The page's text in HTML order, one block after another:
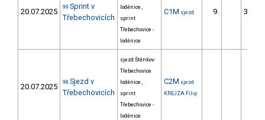
20.07.2025 99 Sprint v
Třebechovicích
loděnice ,
sprint
Třebechovice -
loděnice
C1M sjezd 9.
20.07.2025 98 Sjezd v
Třebechovicích
sjezd Štěnkov-
Třebechovice
loděnice ,
sprint
Třebechovice -
loděnice
C2M sjezd
KREJZA Filip